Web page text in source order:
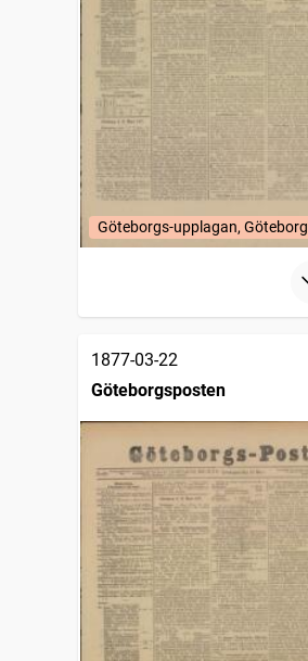
Göteborgs-upplagan, Göteborg
1877-03-22
Göteborgsposten